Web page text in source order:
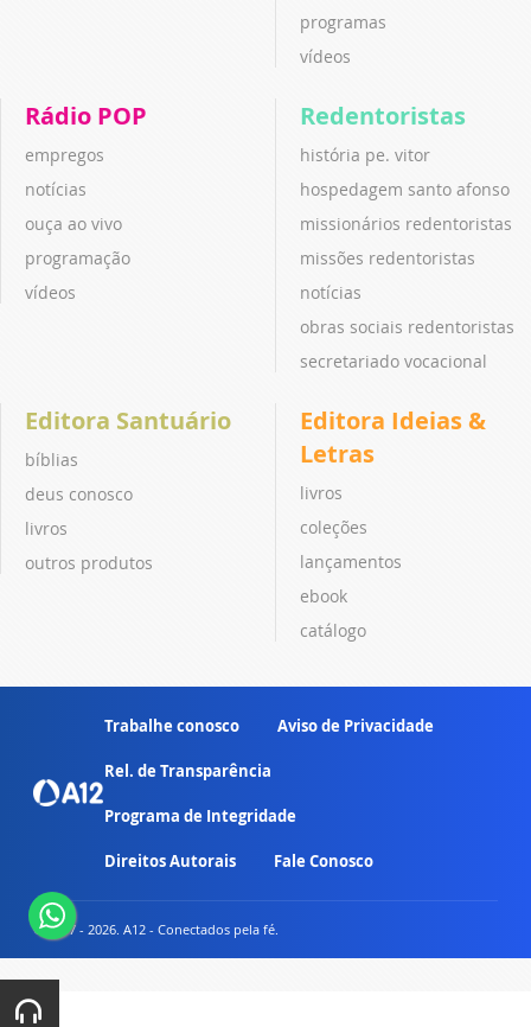
programas
vídeos
Rádio POP
empregos
notícias
ouça ao vivo
programação
vídeos
Redentoristas
história pe. vitor
hospedagem santo afonso
missionários redentoristas
missões redentoristas
notícias
obras sociais redentoristas
secretariado vocacional
Editora Santuário
bíblias
deus conosco
livros
outros produtos
Editora Ideias &
Letras
livros
coleções
lançamentos
ebook
catálogo
Trabalhe conosco Aviso de Privacidade
Rel. de Transparência
Programa de Integridade
Direitos Autorais Fale Conosco
© 2007 - 2026. A12 - Conectados pela fé.